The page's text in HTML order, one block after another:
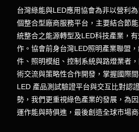
台灣綠能與LED應用協會為非以營利
個整合型廠商服務平台，主要結合節
統整合之能源轉型及LED科技產業，
作。協會前身台灣LED照明產業聯盟
件、照明模組、控制系統與路燈業者
術交流與策略性合作開發，掌握國際
LED 產品測試驗證平台與交互比對認
勢，我們更重視綠色產業的發展，為
運作能與時俱進，最後創造全球市場商